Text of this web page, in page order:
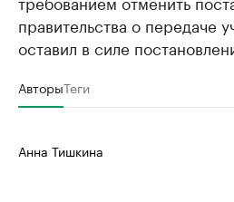
правительства о передаче
оставил в силе
АвторыТеги
Анна Тишкина